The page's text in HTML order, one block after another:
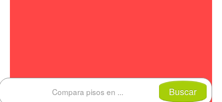
Buscar